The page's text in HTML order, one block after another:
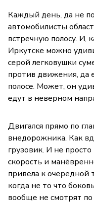
Каждый день, да не
автомобилисты
встречную полосу. И,
Иркутске можно
серой легковушки
против движения, да
полосе. Может, он
едут в неверном
Двигался прямо по
внедорожника. Как
грузовик. И не
скорость и
привела к очередной
когда не то что
вообще не смотрят по